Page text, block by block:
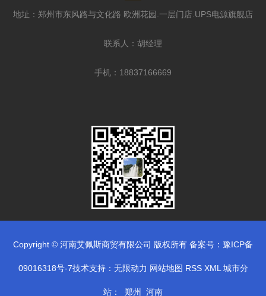
地址：郑州市东风路与文化路 欧洲花园.一层门店.UPS电源旗舰店
联系人：胡经理
手机：18837166669
Copyright © 河南艾佩斯商贸有限公司 版权所有 备案号： 豫ICP备
09016318号-7技术支持： 无限动力 网站地图 RSS XML 城市分
站 ： 郑州 河南